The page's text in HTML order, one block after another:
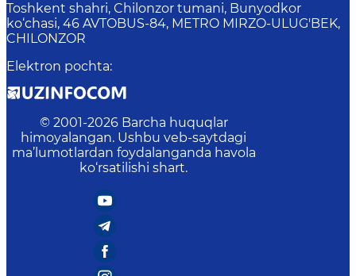
Toshkent shahri, Chilonzor tumani, Bunyodkor
ko‘chasi, 46 AVTOBUS-84, METRO MIRZO-ULUG'BEK,
CHILONZOR
Elektron pochta:
© 2001-2026 Barcha huquqlar
himoyalangan. Ushbu veb-saytdagi
ma’lumotlardan foydalanganda havola
ko‘rsatilishi shart.